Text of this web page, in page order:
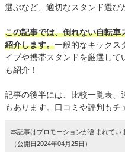
選ぶなど、適切なスタンド選び
この記事では、倒れない自転
紹介します。一般的なキックス
イプや携帯スタンドを厳選し
も紹介！
記事の後半には、比較一覧表
もあります。口コミや評判もチ
本記事はプロモーションが含まれてい
（公開日2024年04月25日）